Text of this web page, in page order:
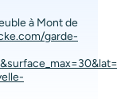
à Mont de
garde-